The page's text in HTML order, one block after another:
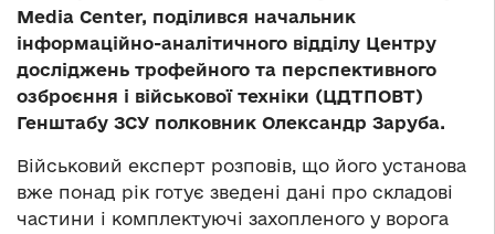
Media Center, поділився начальник
інформаційно-аналітичного відділу Центру
досліджень трофейного та перспективного
озброєння і військової техніки (ЦДТПОВТ)
Генштабу ЗСУ полковник Олександр Заруба.
Військовий експерт розповів, що його установа
вже понад рік готує зведені дані про складові
частини і комплектуючі захопленого у ворога